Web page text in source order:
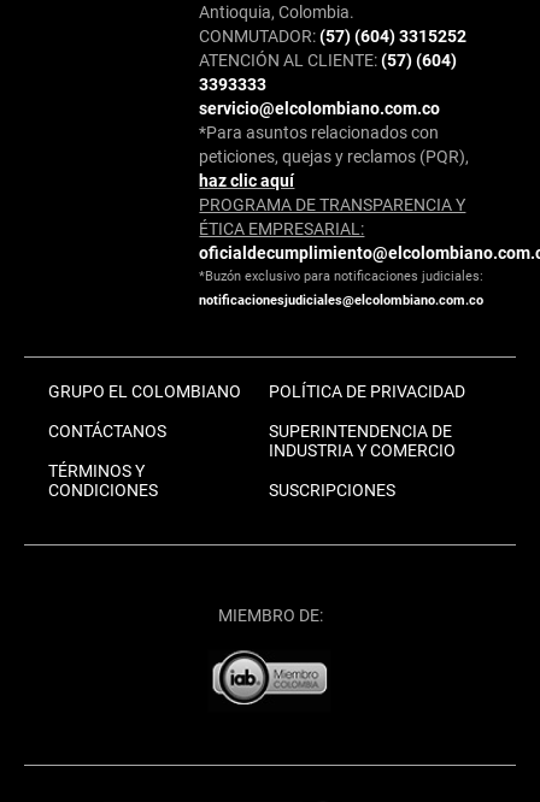
Antioquia, Colombia.
CONMUTADOR:(57) (604) 3315252
ATENCIÓN AL CLIENTE:(57) (604)
3393333
servicio@elcolombiano.com.co
*Para asuntos relacionados con
peticiones, quejas y reclamos (PQR),
haz clic aquí
PROGRAMA DE TRANSPARENCIA Y
ÉTICA EMPRESARIAL:
*Buzón exclusivo para notificaciones judiciales:
notificacionesjudiciales@elcolombiano.com.co
GRUPO EL COLOMBIANO
CONTÁCTANOS
TÉRMINOS Y
CONDICIONES
POLÍTICA DE PRIVACIDAD
SUPERINTENDENCIA DE
INDUSTRIA Y COMERCIO
SUSCRIPCIONES
MIEMBRO DE: